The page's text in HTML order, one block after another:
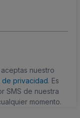
nuestro
de privacidad. Es
SMS de nuestra
momento.